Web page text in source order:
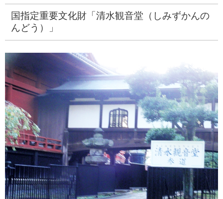
国指定重要文化財「清水観音堂（しみずかんの
んどう）」